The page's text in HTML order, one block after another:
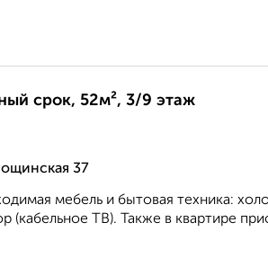
срок, 52м², 3/9 этаж
37
мебель и бытовая техника:
(кабельное ТВ). Также в квартире